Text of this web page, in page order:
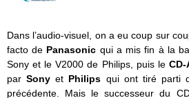
Dans l’audio-visuel, on a eu coup sur
facto de Panasonic qui a mis fin à la
Sony et le V2000 de Philips, puis le
parSony et Philips qui ont tiré parti
précédente. Mais le successeur du